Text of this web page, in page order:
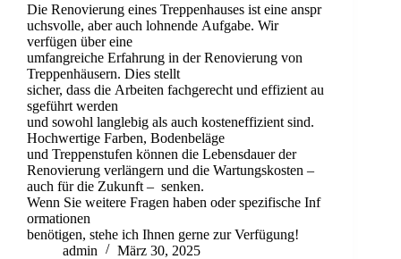
Die Renovierung eines Treppenhauses ist eine anspr
uchsvolle, aber auch lohnende Aufgabe. Wir
verfügen über eine
umfangreiche Erfahrung in der Renovierung von
Treppenhäusern. Dies stellt
sicher, dass die Arbeiten fachgerecht und effizient au
sgeführt werden
und sowohl langlebig als auch kosteneffizient sind.
Hochwertige Farben, Bodenbeläge
und Treppenstufen können die Lebensdauer der
Renovierung verlängern und die Wartungskosten –
auch für die Zukunft – senken.
Wenn Sie weitere Fragen haben oder spezifische Inf
ormationen
benötigen, stehe ich Ihnen gerne zur Verfügung!
admin
März 30, 2025